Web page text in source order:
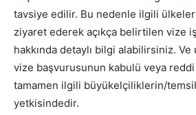
tavsiye edilir. Bu nedenle ilgili
ziyaret ederek açıkça belirtilen vize
hakkında detaylı bilgi alabilirsiniz. Ve
vize başvurusunun kabulü veya
tamamen ilgili büyükelçiliklerin/
yetkisindedir.